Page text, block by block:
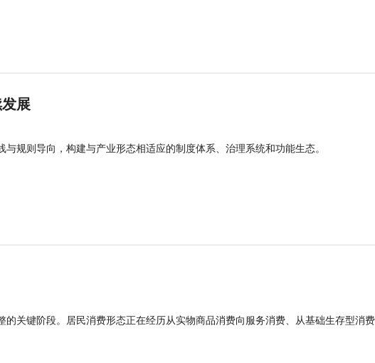
展
规则导向，构建与产业形态相适应的制度体系、治理系统和功能生态。
的关键阶段。居民消费形态正在经历从实物商品消费向服务消费、从基础生存型消